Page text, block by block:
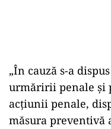
„În cauză s-a
urmăririi penale şi
acţiunii penale,
măsura preventivă